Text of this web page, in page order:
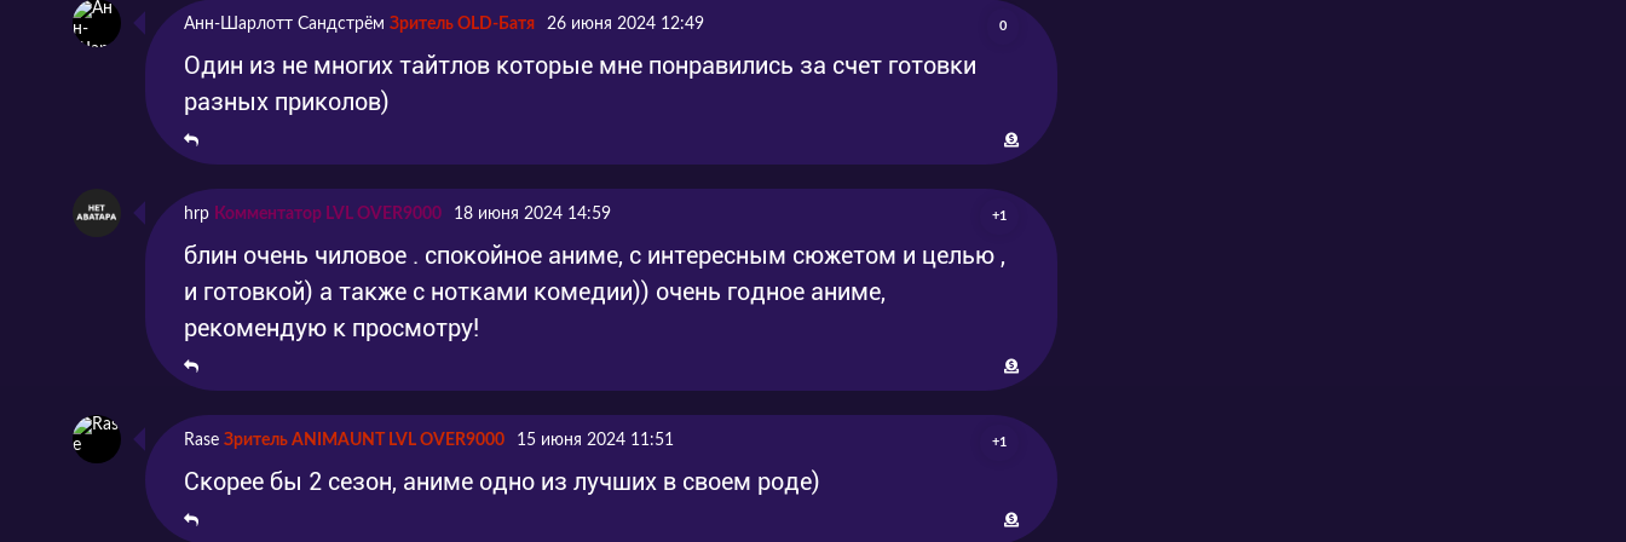
Серия 21
Серия 22
Эпизод 21
Серия 23
Серия 24
Эпизод 23 2024-06-05
Серия 25
Эпизод 24 2024-06-13 2024-06-13
Анн-Шарлотт Сандстрём Зритель OLD-Батя 26 июня 2024 12:49 0
Один из не многих тайтлов которые мне понравились за счет готовки
разных приколов)
hrp Комментатор LVL OVER9000 18 июня 2024 14:59 +1
блин очень чиловое . спокойное аниме, с интересным сюжетом и целью ,
и готовкой) а также с нотками комедии)) очень годное аниме,
рекомендую к просмотру!
Rase Зритель ANIMAUNT LVL OVER9000 15 июня 2024 11:51 +1
Скорее бы 2 сезон, аниме одно из лучших в своем роде)